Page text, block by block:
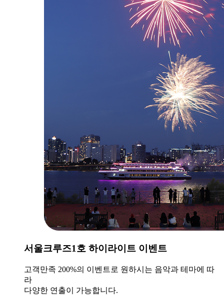
서울크루즈1호 하이라이트 이벤트
고객만족 200%의 이벤트로 원하시는 음악과 테마에 따
라
다양한 연출이 가능합니다.